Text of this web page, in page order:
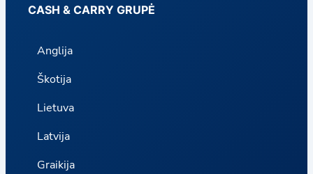
CASH & CARRY GRUPĖ
Anglija
Škotija
Lietuva
Latvija
Graikija